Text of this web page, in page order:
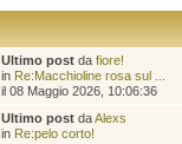
Ultimo post dafiore!
in Re:Macchioline rosa sul ...
il 08 Maggio 2026, 10:06:36
Ultimo post daAlexs
in Re:pelo corto!